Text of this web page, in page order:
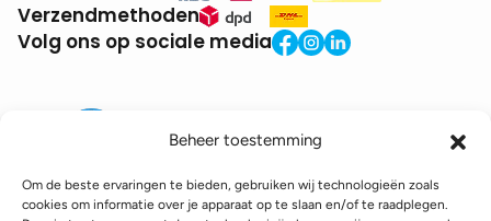
Beheer toestemming
Om de beste ervaringen te bieden, gebruiken wij technologieën zoals
cookies om informatie over je apparaat op te slaan en/of te raadplegen.
Verzendmethoden
Volg ons op sociale media